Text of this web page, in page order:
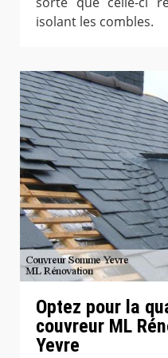
isolant les combles.
Optez pour la
couvreur ML
Yevre